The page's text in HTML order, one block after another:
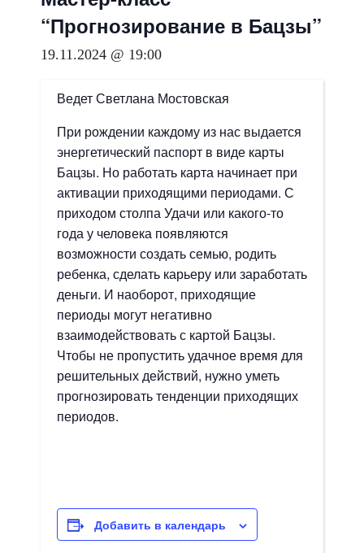
“Прогнозирование в Бацзы”
19.11.2024 @ 19:00
Ведет Светлана Мостовская
При рождении каждому из нас выдается
энергетический паспорт в виде карты
Бацзы. Но работать карта начинает при
активации приходящими периодами. С
приходом столпа Удачи или какого-то
года у человека появляются
возможности создать семью, родить
ребенка, сделать карьеру или заработать
деньги. И наоборот, приходящие
периоды могут негативно
взаимодействовать с картой Бацзы.
Чтобы не пропустить удачное время для
решительных действий, нужно уметь
прогнозировать тенденции приходящих
периодов.
Добавить в календарь